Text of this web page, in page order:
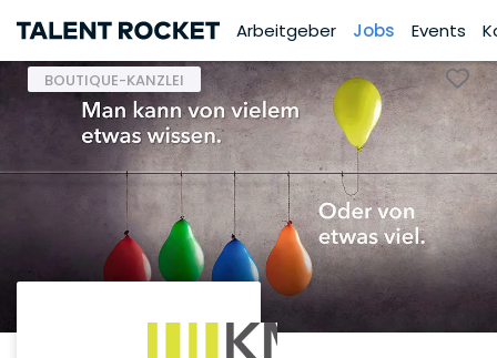
Arbeitgeber Jobs Events
BOUTIQUE-KANZLEI